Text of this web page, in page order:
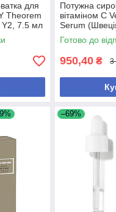
для
Theorem
Y2, 7.5 мл
Потужна
вітаміном С
Serum
Готово до
950,40 ₴ 3
–69%